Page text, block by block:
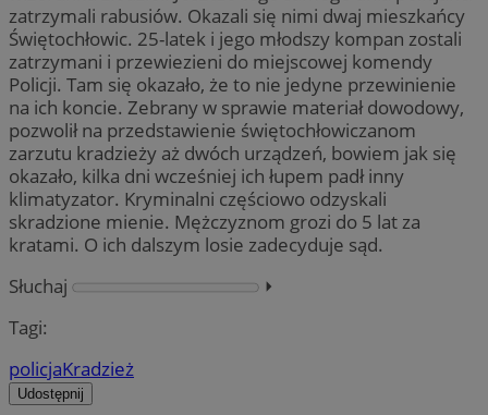
zatrzymali rabusiów. Okazali się nimi dwaj mieszkańcy
Świętochłowic. 25-latek i jego młodszy kompan zostali
zatrzymani i przewiezieni do miejscowej komendy
Policji. Tam się okazało, że to nie jedyne przewinienie
na ich koncie. Zebrany w sprawie materiał dowodowy,
pozwolił na przedstawienie świętochłowiczanom
zarzutu kradzieży aż dwóch urządzeń, bowiem jak się
okazało, kilka dni wcześniej ich łupem padł inny
klimatyzator. Kryminalni częściowo odzyskali
skradzione mienie. Mężczyznom grozi do 5 lat za
kratami. O ich dalszym losie zadecyduje sąd.
Słuchaj
⏵︎
Tagi:
policjaKradzież
Udostępnij